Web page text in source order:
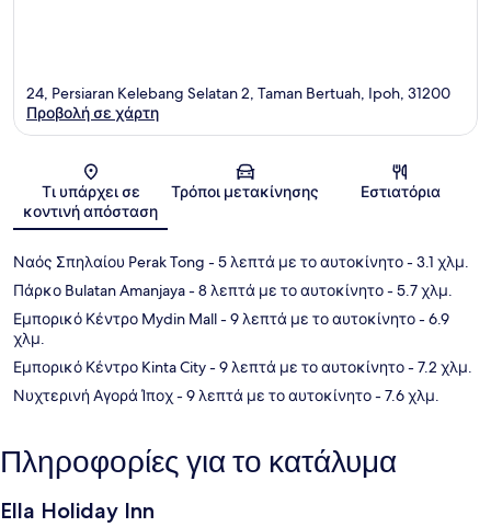
Χάρτης
24, Persiaran Kelebang Selatan 2, Taman Bertuah, Ipoh, 31200
Προβολή σε χάρτη
Τι υπάρχει σε
κοντινή απόσταση
Τρόποι μετακίνησης Εστιατόρια
Ναός Σπηλαίου Perak Tong - 5 λεπτά με το αυτοκίνητο- 3.1 χλμ.
Πάρκο Bulatan Amanjaya- 8 λεπτά με το αυτοκίνητο- 5.7 χλμ.
Εμπορικό Κέντρο Mydin Mall- 9 λεπτά με το αυτοκίνητο- 6.9
χλμ.
Εμπορικό Κέντρο Kinta City- 9 λεπτά με το αυτοκίνητο- 7.2 χλμ.
Νυχτερινή Αγορά Ίποχ- 9 λεπτά με το αυτοκίνητο- 7.6 χλμ.
Πληροφορίες για το κατάλυμα
Ella Holiday Inn